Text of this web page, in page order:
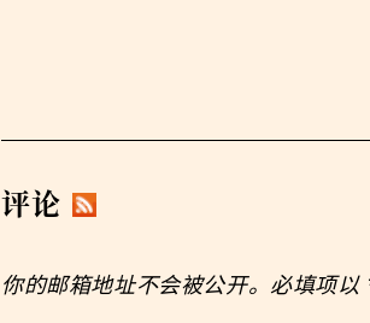
评论
你的邮箱地址不会被公开。必填项以